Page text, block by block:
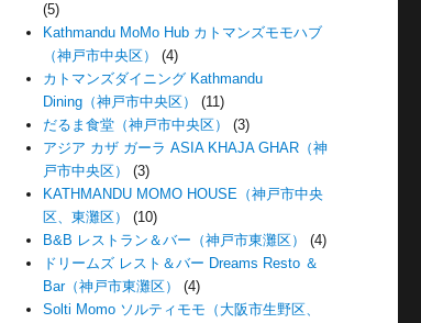
(5)
Kathmandu MoMo Hub カトマンズモモハブ
（神戸市中央区）
(4)
カトマンズダイニング Kathmandu
Dining（神戸市中央区）
(11)
だるま食堂（神戸市中央区）
(3)
アジア カザ ガーラ ASIA KHAJA GHAR（神
戸市中央区）
(3)
KATHMANDU MOMO HOUSE（神戸市中央
区、東灘区）
(10)
B&B レストラン＆バー（神戸市東灘区）
(4)
ドリームズ レスト＆バー Dreams Resto ＆
Bar（神戸市東灘区）
(4)
Solti Momo ソルティモモ（大阪市生野区、